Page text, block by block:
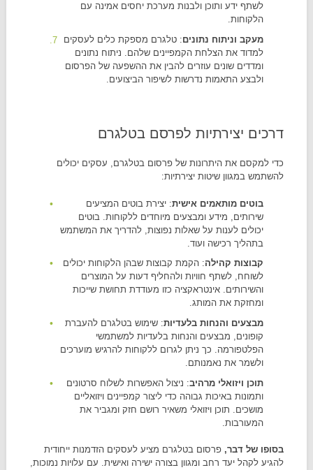
לשתף ידע ותוכן ולבנות מערכת יחסים אמינה עם
הלקוחות.
מעקב וניתוח נתונים: טלגרם מספקת כלים לעסקים
למדוד את הצלחת הקמפיינים שלהם. ניתוח נתונים
ומדדים שונים עוזרים להבין את ההשפעה של הפרסום
ולבצע התאמות נדרשות לשיפור הביצועים.
דרכים יצירתיות לפרסם בטלגרם
כדי למקסם את היתרונות של פרסום בטלגרם, עסקים יכולים
להשתמש במגוון שיטות יצירתיות:
בוטים מותאמים אישית: יצירת בוטים המציעים
שירותים, מידע ומבצעים מיוחדים ללקוחות. בוטים
יכולים לענות על שאלות נפוצות, להדריך את המשתמש
בתהליך רכישה ועוד.
קבוצות קהילה: הקמת קבוצות שבהן הלקוחות יכולים
לשוחח, לשתף חוויות ולהחליף דעות על המוצרים
והשירותים. אינטראקציה כזו מעודדת תחושת שייכות
ומחזקת את המותג.
מבצעים והנחות בלעדיות: שימוש בטלגרם להעברת
קופונים, מבצעים והנחות בלעדיות למשתמשי
הפלטפורמה. כך ניתן לגרום ללקוחות להרגיש מוערכים
ולשמר את נאמנותם.
תוכן ויזואלי מרהיב: ניצול האפשרות לשלוח סרטונים
ותמונות באיכות גבוהה כדי ליצור קמפיינים ויזואליים
מושכים. תוכן ויזואלי משאיר רושם חזק ומגביר את
המעורבות.
בסופו של דבר, פרסום בטלגרם מציע לעסקים הזדמנות ייחודית
להגיע לקהל יעד רחב ומגוון בצורה ישירה ואישית. עם עלויות נמוכות,